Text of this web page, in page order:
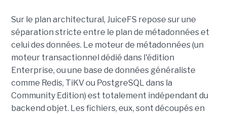
Sur le plan architectural, JuiceFS repose sur une
séparation stricte entre le plan de métadonnées et
celui des données. Le moteur de métadonnées (un
moteur transactionnel dédié dans l'édition
Enterprise, ou une base de données généraliste
comme Redis, TiKV ou PostgreSQL dans la
Community Edition) est totalement indépendant du
backend objet. Les fichiers, eux, sont découpés en